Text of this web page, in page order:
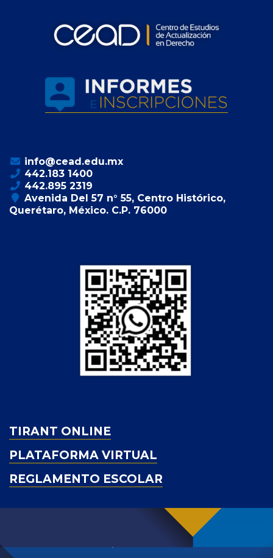
info@cead.edu.mx
442.183 1400
442.895 2319
Avenida Del 57 n° 55, Centro Histórico,
Querétaro, México. C.P. 76000
TIRANT ONLINE
PLATAFORMA VIRTUAL
REGLAMENTO ESCOLAR